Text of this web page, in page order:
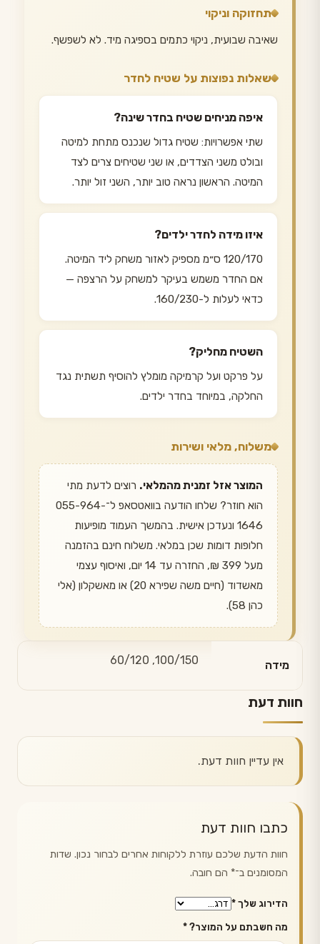
תחזוקה וניקוי
שאיבה שבועית, ניקוי כתמים בספיגה מיד. לא לשפשף.
שאלות נפוצות על שטיח לחדר
איפה מניחים שטיח בחדר שינה?
שתי אפשרויות: שטיח גדול שנכנס מתחת למיטה
ובולט משני הצדדים, או שני שטיחים צרים לצד
המיטה. הראשון נראה טוב יותר, השני זול יותר.
איזו מידה לחדר ילדים?
120/170 ס״מ מספיק לאזור משחק ליד המיטה.
אם החדר משמש בעיקר למשחק על הרצפה —
כדאי לעלות ל-160/230.
השטיח מחליק?
על פרקט ועל קרמיקה מומלץ להוסיף תשתית נגד
החלקה, במיוחד בחדר ילדים.
משלוח, מלאי ושירות
המוצר אזל זמנית מהמלאי. רוצים לדעת מתי
הוא חוזר? שלחו הודעה בוואטסאפ ל־055-964-
1646 ונעדכן אישית. בהמשך העמוד מופיעות
חלופות דומות שכן במלאי. משלוח חינם בהזמנה
מעל 399 ₪, החזרה עד 14 יום, ואיסוף עצמי
מאשדוד (חיים משה שפירא 20) או מאשקלון (אלי
כהן 58).
מידה 100/150, 60/120
חוות דעת
אין עדיין חוות דעת.
כתבו חוות דעת
חוות הדעת שלכם עוזרת ללקוחות אחרים לבחור נכון. שדות
המסומנים ב־* הם חובה.
הדירוג שלך*
מה חשבתם על המוצר?*